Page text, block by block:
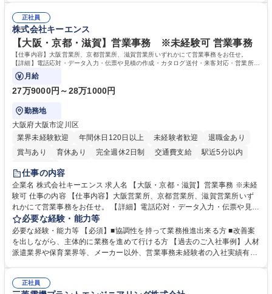
ート・ナレッジ業務 ※それぞれの業務内容に関しては、別途その他労働条
件備考欄に記載 募集職種 【総合職/ポテンシャル採用(第2新卒)】投融資一
体型のソリューション提案
く高い志を併せもった人材を求めています。ポテンシャル採用（第2新
卒）では、金融業界での経験や知識を問いません。新たな時代を見据え
て、複雑化する社会課題の解決に向けて先鞭をつける役割を担いたい、と
いう気概をお持ちの方を心待ちにしています。 学歴・資格 学歴：大学院
大学 語学力： 資格：
正社員
株式会社キーエンス
【大阪・京都・滋賀】営業事務 ※未経験可 営業事務
【仕事内容】大阪営業所、京都営業所、滋賀営業所いずれかにて営業事務をお任せ。
【詳細】電話応対・データ入力・伝票や見積の作成・カタログ送付・来客対応・営業所内
で発生する事務業務や業務改善をお任せ。
月給
27万9000円～28万1000円
勤務地
大阪府大阪市淀川区
業界未経験歓迎
年間休日120日以上 未経験者歓迎
退職金あり
賞与あり
育休あり 完全週休2日制 交通費支給
駅近5分以内
土日祝休み
仕事の内容
企業名 株式会社キーエンス 求人名 【大阪・京都・滋賀】営業事務 ※未経
験可 仕事の内容 【仕事内容】大阪営業所、京都営業所、滋賀営業所いず
れかにて営業事務をお任せ。 【詳細】電話応対・データ入力・伝票や見積
の作成・カタログ送付・来客対応・営業所内で発生する事務業務や業務改
善をお任せ。 【教育制度】ご入社後、育成担当とペアになりながらOJTに
て業務を覚えていただくことが可能です。業務システムがきちんと構築さ
れているため、スムーズに仕事に慣れることができる環境です。また、
募集職種 【大阪・京都・滋賀】営業事務 ※未経験可
必要な経験・能力等
必要な経験・能力等 【必須】■協調性を持って業務推進出来る方 ■改善案
を出しながら、主体的に業務を進めて行ける方 【過去のご入社事例】人材
派遣業界や保育業界等、メーカー以外、営業事務未経験者の入社実績有
えて、お客様や社員の状況に合わせ、能動的なサポート、改善の動きも期
正社員